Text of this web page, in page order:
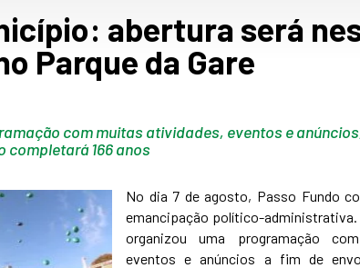
abertura será
Parque da Gare
com muitas atividades, eventos e
completará 166 anos
No dia 7 de agosto, Passo Fundo
emancipação político-
organizou uma programação
eventos e anúncios a fim de